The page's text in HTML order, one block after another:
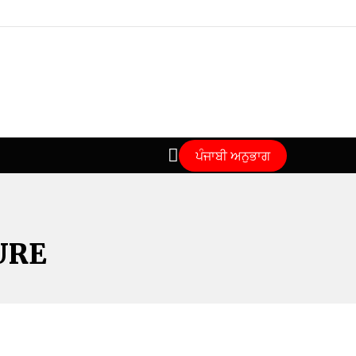
ਪੰਜਾਬੀ ਅਨੁਭਾਗ